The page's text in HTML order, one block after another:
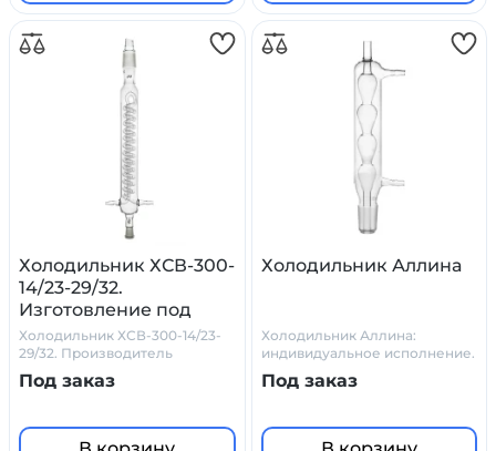
Холодильник ХСВ-300-
14/23-29/32.
Изготовление под
заказ.
Холодильник ХСВ-300-14/23-
29/32. Производитель
Primelab
Под заказ
Холодильник Аллина
Холодильник Аллина:
индивидуальное исполнение.
Боросилкатное стекло.
Под заказ